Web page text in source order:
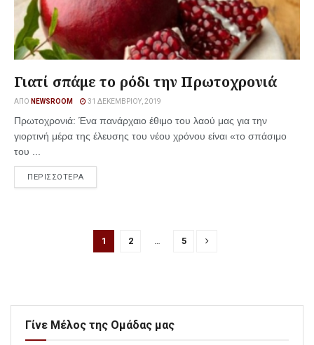
Γιατί σπάμε το ρόδι την Πρωτοχρονιά
ΑΠΌ NEWSROOM 31 ΔΕΚΕΜΒΡΊΟΥ, 2019
Πρωτοχρονιά: Ένα πανάρχαιο έθιμο του λαού μας για την
γιορτινή μέρα της έλευσης του νέου χρόνου είναι «το σπάσιμο
του ...
ΠΕΡΙΣΣΟΤΕΡΑ
1 2 … 5
Γίνε Μέλος της Ομάδας μας